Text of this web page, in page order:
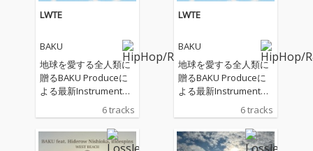
LWTE
BAKU
地球を愛する全人類に
贈るBAKU Produceに
よる最新Instrumental
Album。「LWTE」とは
Living with the Earthの
頭文字をとったタイト
ル。
6 tracks
LWTE
BAKU
地球を愛する全人類に
贈るBAKU Produceに
よる最新Instrumental
Album。「LWTE」とは
Living with the Earthの
頭文字をとったタイト
ル。
6 tracks